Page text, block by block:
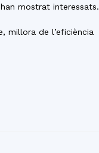
mostrat interessats.
millora de l’eficiència